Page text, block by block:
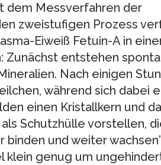
dem Messverfahren der
zweistufigen Prozess
Eiweiß Fetuin-A in
Zunächst entstehen
Nach einigen
während sich dabei
einen Kristallkern und
als Schutzhülle vorstellen,
binden und weiter
klein genug um